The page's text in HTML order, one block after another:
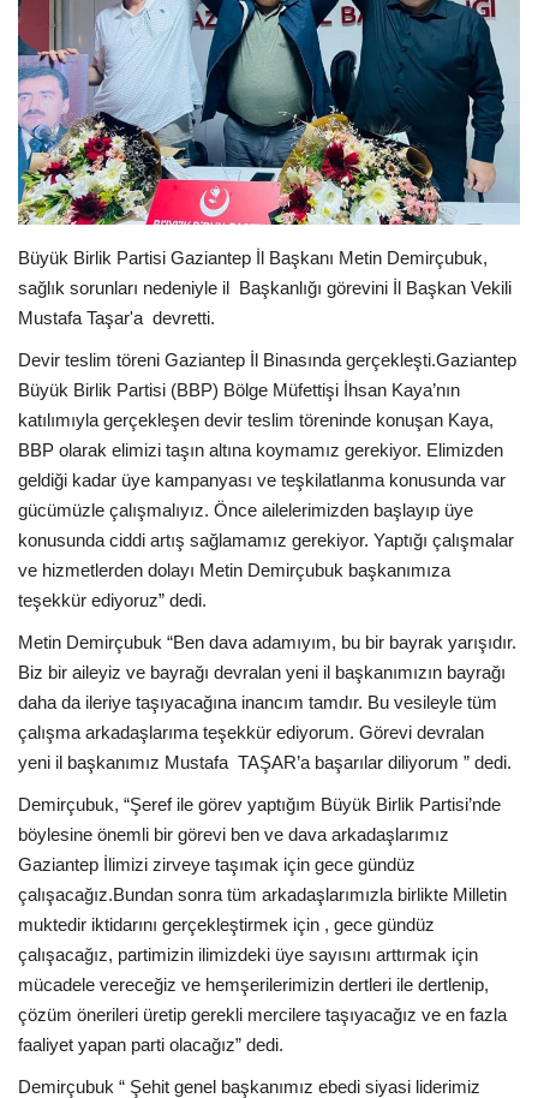
Ekonomi
Spor
SAĞLIK
EĞİTİM
Resmiilan
Gaziantep..
Büyük Birlik Partisi Gaziantep İl Başkanı Metin Demirçubuk,
sağlık sorunları nedeniyle il Başkanlığı görevini İl Başkan Vekili
Mustafa Taşar'a devretti.
Devir teslim töreni Gaziantep İl Binasında gerçekleşti.Gaziantep
Büyük Birlik Partisi (BBP) Bölge Müfettişi İhsan Kaya’nın
katılımıyla gerçekleşen devir teslim töreninde konuşan Kaya,
BBP olarak elimizi taşın altına koymamız gerekiyor. Elimizden
geldiği kadar üye kampanyası ve teşkilatlanma konusunda var
gücümüzle çalışmalıyız. Önce ailelerimizden başlayıp üye
konusunda ciddi artış sağlamamız gerekiyor. Yaptığı çalışmalar
ve hizmetlerden dolayı Metin Demirçubuk başkanımıza
teşekkür ediyoruz” dedi.
Metin Demirçubuk “Ben dava adamıyım, bu bir bayrak yarışıdır.
Biz bir aileyiz ve bayrağı devralan yeni il başkanımızın bayrağı
daha da ileriye taşıyacağına inancım tamdır. Bu vesileyle tüm
çalışma arkadaşlarıma teşekkür ediyorum. Görevi devralan
yeni il başkanımız Mustafa TAŞAR’a başarılar diliyorum ” dedi.
Demirçubuk, “Şeref ile görev yaptığım Büyük Birlik Partisi’nde
böylesine önemli bir görevi ben ve dava arkadaşlarımız
Gaziantep İlimizi zirveye taşımak için gece gündüz
çalışacağız.Bundan sonra tüm arkadaşlarımızla birlikte Milletin
muktedir iktidarını gerçekleştirmek için , gece gündüz
çalışacağız, partimizin ilimizdeki üye sayısını arttırmak için
mücadele vereceğiz ve hemşerilerimizin dertleri ile dertlenip,
çözüm önerileri üretip gerekli mercilere taşıyacağız ve en fazla
faaliyet yapan parti olacağız” dedi.
Demirçubuk “ Şehit genel başkanımız ebedi siyasi liderimiz